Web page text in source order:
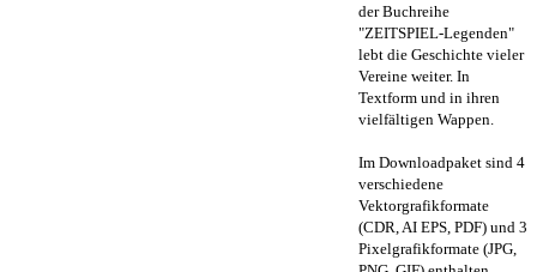
der Buchreihe
"ZEITSPIEL-Legenden"
lebt die Geschichte vieler
Vereine weiter. In
Textform und in ihren
vielfältigen Wappen.
Im Downloadpaket sind 4
verschiedene
Vektorgrafikformate
(CDR, AI EPS, PDF) und 3
Pixelgrafikformate (JPG,